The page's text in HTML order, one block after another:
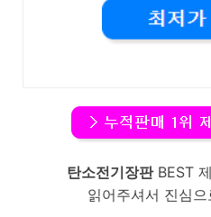
탄소전기장판BEST
읽어주셔서 진심